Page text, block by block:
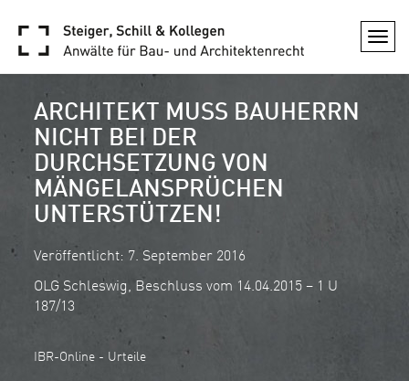
ARCHITEKT MUSS BAUHERRN
NICHT BEI DER
DURCHSETZUNG VON
MÄNGELANSPRÜCHEN
UNTERSTÜTZEN!
Veröffentlicht: 7. September 2016
OLG Schleswig, Beschluss vom 14.04.2015 – 1 U
187/13
IBR-Online - Urteile